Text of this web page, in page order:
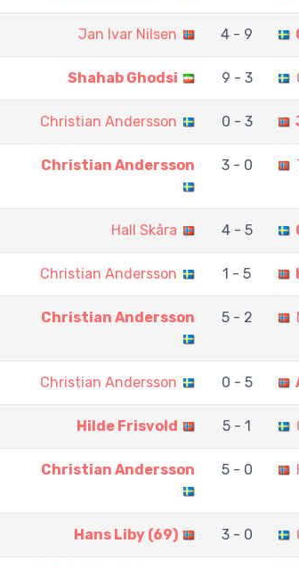
Jan Ivar Nilsen 4 - 9
Shahab Ghodsi 9 - 3
Christian Andersson 0 - 3
Christian Andersson 3 - 0
Hall Skåra 4 - 5
Christian Andersson 1 - 5
Christian Andersson 5 - 2
Christian Andersson 0 - 5
Hilde Frisvold 5 - 1
Christian Andersson 5 - 0
Hans Liby (69) 3 - 0